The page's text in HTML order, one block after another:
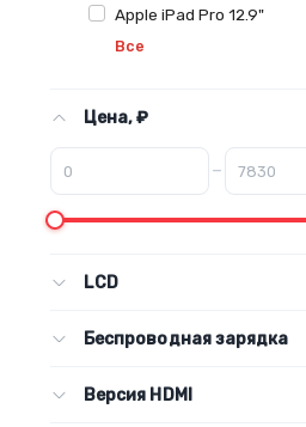
Apple iPad Pro 12.9"
Все
Цена, ₽
–
LCD
Беспроводная зарядка
Версия HDMI